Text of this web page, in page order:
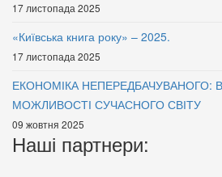
Фінансування державних
вищих навчальних закладів
України
72 грн.
сучасної
73 грн.
17 листопада 2025
«Київська книга року» – 2025.
17 листопада 2025
ЕКОНОМІКА НЕПЕРЕДБАЧУВАНОГО:
МОЖЛИВОСТІ СУЧАСНОГО СВІТУ
09 жовтня 2025
Наші партнери: